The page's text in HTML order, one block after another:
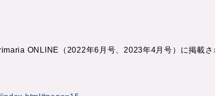
ONLINE（2022年6月号、2023年4月号）に掲載